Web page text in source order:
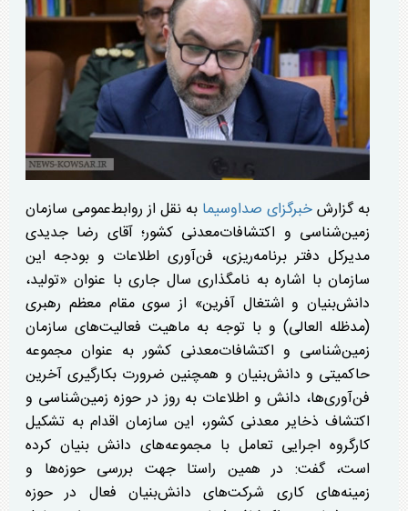
به گزارشخبرگزای صداوسیما به نقل از روابط‌عمومی سازمان
زمین‌شناسی و اکتشافات‌معدنی کشور؛ آقای رضا جدیدی
مدیرکل دفتر برنامه‌ریزی، فن‌آوری اطلاعات و بودجه این
سازمان با اشاره به نامگذاری سال جاری با عنوان «تولید،
دانش‌بنیان و اشتغال آفرین» از سوی مقام معظم رهبری
(مدظله العالی) و با توجه به ماهیت فعالیت‌های سازمان
زمین‌شناسی و اکتشافات‌معدنی کشور به عنوان مجموعه
حاکمیتی و دانش‌بنیان و همچنین ضرورت بکارگیری آخرین
فن‌آوری‌ها، دانش و اطلاعات به روز در حوزه زمین‌شناسی و
اکتشاف ذخایر معدنی کشور، این سازمان اقدام به تشکیل
کارگروه اجرایی تعامل با مجموعه‌های دانش بنیان کرده
است، گفت: در همین راستا جهت بررسی حوزه‌ها و
زمینه‌های کاری شرکت‌های دانش‌بنیان فعال در حوزه